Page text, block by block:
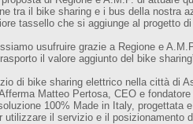
tra il bike sharing e i bus della nostra
tassello che si aggiunge al progetto
usufruire grazie a Regione e
il valore aggiunto del bike
di bike sharing elettrico nella città di
Matteo Pertosa, CEO e
100% Made in Italy, progettata
utilizzare il servizio e il posizionamento